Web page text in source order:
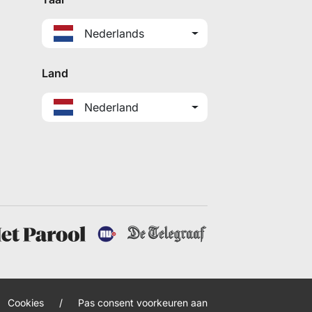
Nederlands
Land
Nederland
Cookies / Pas consent voorkeuren aan